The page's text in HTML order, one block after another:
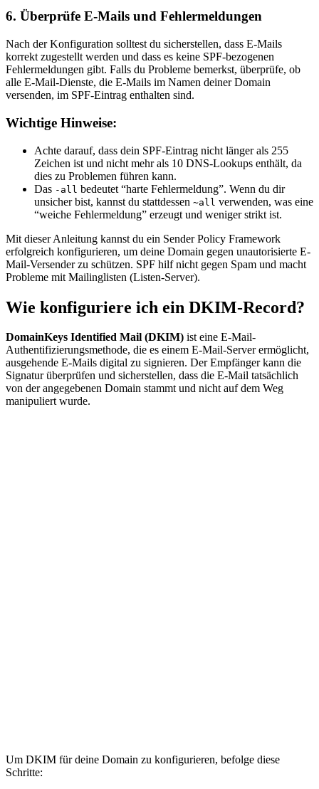
6. Überprüfe E-Mails und Fehlermeldungen
Nach der Konfiguration solltest du sicherstellen, dass E-Mails
korrekt zugestellt werden und dass es keine SPF-bezogenen
Fehlermeldungen gibt. Falls du Probleme bemerkst, überprüfe, ob
alle E-Mail-Dienste, die E-Mails im Namen deiner Domain
versenden, im SPF-Eintrag enthalten sind.
Wichtige Hinweise:
Achte darauf, dass dein SPF-Eintrag nicht länger als 255
Zeichen ist und nicht mehr als 10 DNS-Lookups enthält, da
dies zu Problemen führen kann.
Das -all bedeutet “harte Fehlermeldung”. Wenn du dir
unsicher bist, kannst du stattdessen ~all verwenden, was eine
“weiche Fehlermeldung” erzeugt und weniger strikt ist.
Mit dieser Anleitung kannst du ein Sender Policy Framework
erfolgreich konfigurieren, um deine Domain gegen unautorisierte E-
Mail-Versender zu schützen. SPF hilf nicht gegen Spam und macht
Probleme mit Mailinglisten (Listen-Server).
Wie konfiguriere ich ein DKIM-Record?
DomainKeys Identified Mail (DKIM) ist eine E-Mail-
Authentifizierungsmethode, die es einem E-Mail-Server ermöglicht,
ausgehende E-Mails digital zu signieren. Der Empfänger kann die
Signatur überprüfen und sicherstellen, dass die E-Mail tatsächlich
von der angegebenen Domain stammt und nicht auf dem Weg
manipuliert wurde.
Um DKIM für deine Domain zu konfigurieren, befolge diese
Schritte: